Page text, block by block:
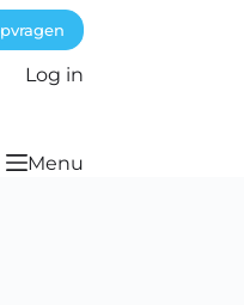
Log in
Menu